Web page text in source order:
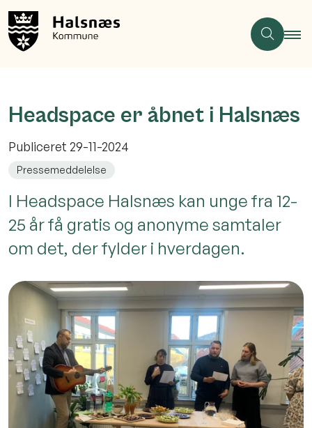
Headspace er åbnet i Halsnæs
Publiceret 29-11-2024
Pressemeddelelse
I Headspace Halsnæs kan unge fra 12-
25 år få gratis og anonyme samtaler
om det, der fylder i hverdagen.